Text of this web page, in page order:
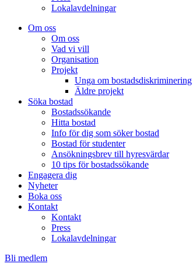
Lokalavdelningar
Om oss
Om oss
Vad vi vill
Organisation
Projekt
Unga om bostadsdiskriminering
Äldre projekt
Söka bostad
Bostadssökande
Hitta bostad
Info för dig som söker bostad
Bostad för studenter
Ansökningsbrev till hyresvärdar
10 tips för bostadssökande
Engagera dig
Nyheter
Boka oss
Kontakt
Kontakt
Press
Lokalavdelningar
Bli medlem